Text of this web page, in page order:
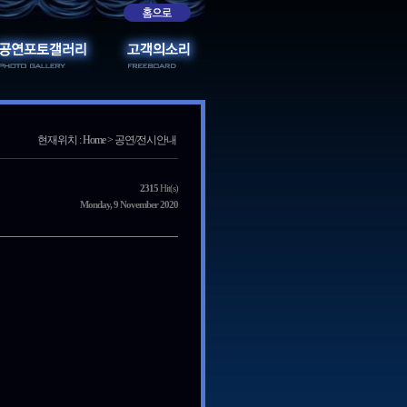
현재위치 : Home > 공연/전시안내
2315Hit(s)
Monday, 9 November 2020